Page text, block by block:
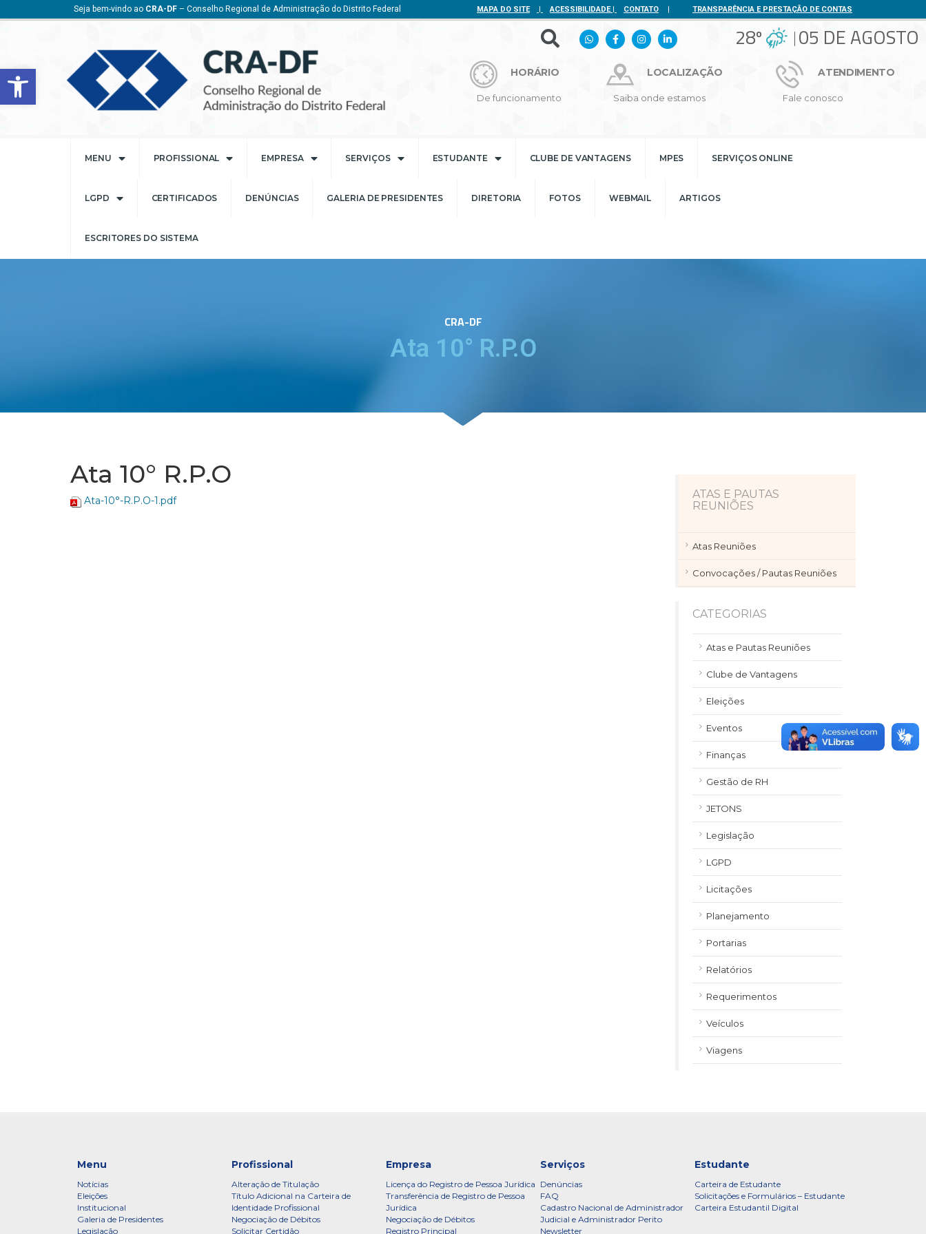
Barra de Ferramentas Aberta
Seja bem-vindo ao CRA-DF – Conselho Regional de Administração do Distrito Federal MAPA DO SITE | ACESSIBILIDADE| CONTATO | TRANSPARÊNCIA E PRESTAÇÃO DE CONTAS
28º 05 DE AGOSTO
HORÁRIO
De funcionamento
LOCALIZAÇÃO
Saiba onde estamos
ATENDIMENTO
Fale conosco
MENU PROFISSIONAL EMPRESA SERVIÇOS ESTUDANTE CLUBE DE VANTAGENS MPES SERVIÇOS ONLINE
LGPD CERTIFICADOS DENÚNCIAS GALERIA DE PRESIDENTES DIRETORIA FOTOS WEBMAIL ARTIGOS
ESCRITORES DO SISTEMA
CRA-DF
Ata 10° R.P.O
Ata 10° R.P.O
Ata-10°-R.P.O-1.pdf
ATAS E PAUTAS
REUNIÕES
Atas Reuniões
Convocações / Pautas Reuniões
CATEGORIAS
Atas e Pautas Reuniões
Clube de Vantagens
Eleições
Eventos
Finanças
Gestão de RH
JETONS
Legislação
LGPD
Licitações
Planejamento
Portarias
Relatórios
Requerimentos
Veículos
Viagens
Menu
Notícias
Eleições
Institucional
Galeria de Presidentes
Legislação
Profissional
Alteração de Titulação
Título Adicional na Carteira de
Identidade Profissional
Negociação de Débitos
Solicitar Certidão
Empresa
Licença do Registro de Pessoa Jurídica
Transferência de Registro de Pessoa
Jurídica
Negociação de Débitos
Registro Principal
Serviços
Denúncias
FAQ
Cadastro Nacional de Administrador
Judicial e Administrador Perito
Newsletter
Estudante
Carteira de Estudante
Solicitações e Formulários – Estudante
Carteira Estudantil Digital